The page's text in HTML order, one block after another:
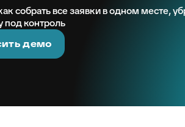
собрать все заявки в одном месте,
контроль
демо